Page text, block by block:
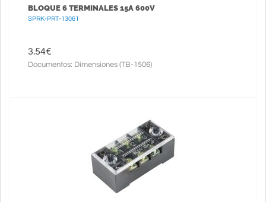
BLOQUE 6 TERMINALES 15A 600V
SPRK-PRT-13061
3.54€
Documentos: Dimensiones (TB-1506)